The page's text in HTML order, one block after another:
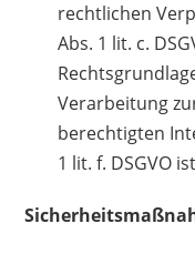
rechtlichen
Abs. 1 lit. c.
Verarbeitung
berechtigten
1 lit. f. DSGVO